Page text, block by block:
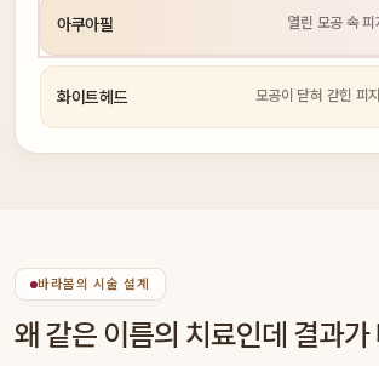
아쿠아필 열린 모공 속
화이트헤드 모공이 닫혀 갇힌 피
바라봄의 시술 설계
왜 같은 이름의 치료인데 결과가